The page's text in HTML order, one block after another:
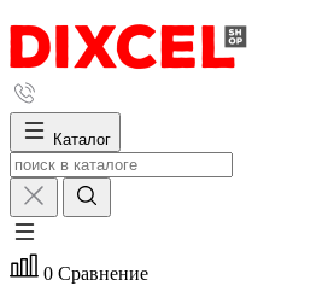
Каталог
0 Сравнение